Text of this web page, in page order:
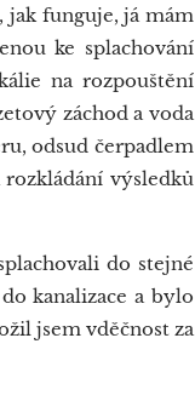
jak funguje, já mám
ke splachování
na rozpouštění
záchod a voda
odsud čerpadlem
výsledků
do stejné
kanalizace a bylo
jsem vděčnost za